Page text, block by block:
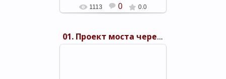
1113 0 0.0
01. Проект моста через Керченский пролив 1949 г.